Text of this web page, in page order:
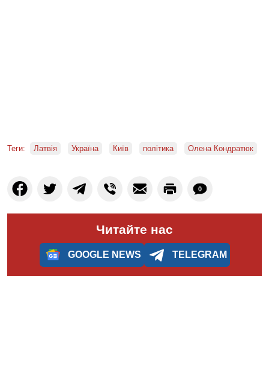
Теги: Латвія Україна Київ політика Олена Кондратюк
0
Читайте нас
GOOGLE NEWS TELEGRAM